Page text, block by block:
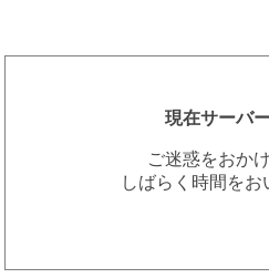
現在サーバ
ご迷惑をおか
しばらく時間を